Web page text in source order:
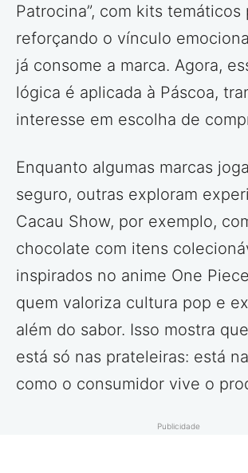
Patrocina”, com kits temáticos
reforçando o vínculo
já consome a marca. Agora,
lógica é aplicada à Páscoa,
interesse em escolha de
Enquanto algumas marcas
seguro, outras exploram
Cacau Show, por exemplo,
chocolate com itens
inspirados no anime One
quem valoriza cultura pop e
além do sabor. Isso mostra
está só nas prateleiras: está
como o consumidor vive o
Publicidade